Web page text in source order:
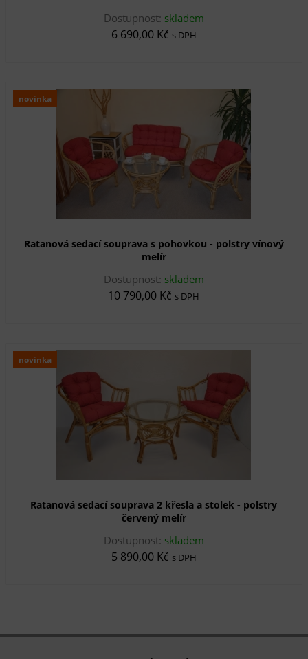
Dostupnost: skladem
6 690,00 Kč s DPH
novinka
Ratanová sedací souprava s pohovkou - polstry vínový
melír
Dostupnost: skladem
10 790,00 Kč s DPH
novinka
Ratanová sedací souprava 2 křesla a stolek - polstry
červený melír
Dostupnost: skladem
5 890,00 Kč s DPH